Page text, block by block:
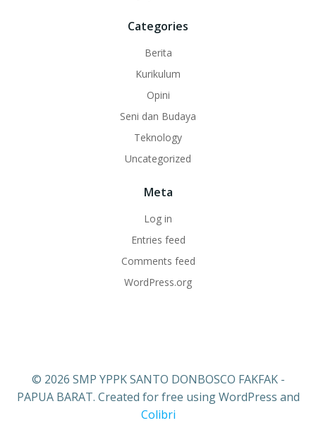
Categories
Berita
Kurikulum
Opini
Seni dan Budaya
Teknology
Uncategorized
Meta
Log in
Entries feed
Comments feed
WordPress.org
© 2026 SMP YPPK SANTO DONBOSCO FAKFAK -
PAPUA BARAT. Created for free using WordPress and
Colibri